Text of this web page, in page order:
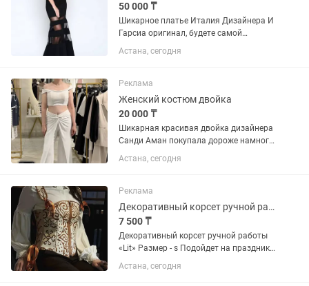
50 000 ₸
Шикарное платье Италия Дизайнера И
Гарсиа оригинал, будете самой
изысканной на балу,покупала намного
дороже
Астана, сегодня
Реклама
Женский костюм двойка
20 000 ₸
Шикарная красивая двойка дизайнера
Санди Аман покупала дороже намного,
эксклюзив, будет только у вас
Астана, сегодня
Реклама
Декоративный корсет ручной работы
7 500 ₸
Декоративный корсет ручной работы
«Lit» Размер - s Подойдет на праздники
и яркие мероприятия
Астана, сегодня